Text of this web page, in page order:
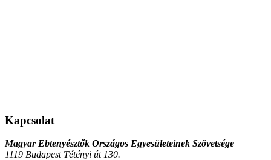
Kapcsolat
Magyar Ebtenyésztők Országos Egyesületeinek Szövetsége
1119 Budapest Tétényi út 130.